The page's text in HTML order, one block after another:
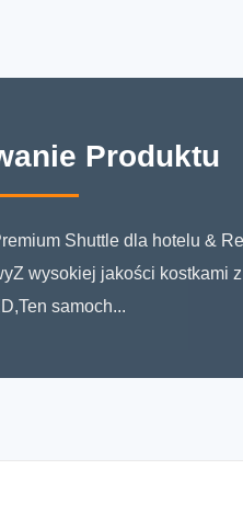
Produktu
Shuttle dla hotelu &
wysokiej jakości kostkami
samoch...